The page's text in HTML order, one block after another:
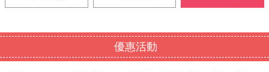
優惠活動